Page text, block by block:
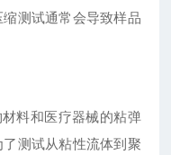
测试通常会导致样品
料和医疗器械的粘弹
测试从粘性流体到聚